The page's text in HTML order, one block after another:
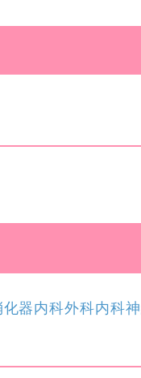
化器内科外科内科